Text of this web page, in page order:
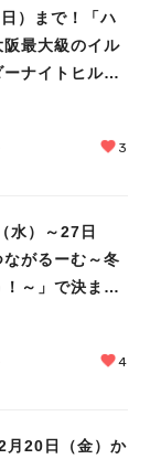
）まで！「ハ
最大級のイル
ナイトヒル」
3
水）～27日
ながるーむ～冬
～」で決ま
4
月20日（金）か